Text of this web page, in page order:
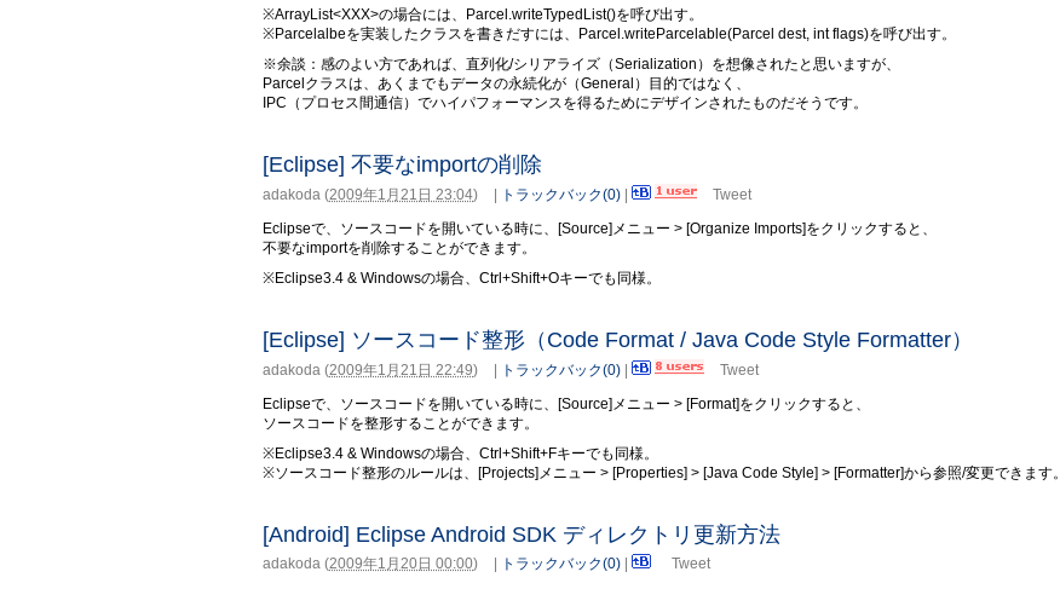
※ArrayList<XXX>の場合には、Parcel.writeTypedList()を呼び出す。
※Parcelalbeを実装したクラスを書きだすには、Parcel.writeParcelable(Parcel dest, int flags)を呼び出す。
※余談：感のよい方であれば、直列化/シリアライズ（Serialization）を想像されたと思いますが、
Parcelクラスは、あくまでもデータの永続化が（General）目的ではなく、
IPC（プロセス間通信）でハイパフォーマンスを得るためにデザインされたものだそうです。
[Eclipse] 不要なimportの削除
adakoda (2009年1月21日 23:04) トラックバック(0)
Tweet
Eclipseで、ソースコードを開いている時に、[Source]メニュー > [Organize Imports]をクリックすると、
不要なimportを削除することができます。
※Eclipse3.4 & Windowsの場合、Ctrl+Shift+Oキーでも同様。
[Eclipse] ソースコード整形（Code Format / Java Code Style Formatter）
adakoda (2009年1月21日 22:49) トラックバック(0)
Tweet
Eclipseで、ソースコードを開いている時に、[Source]メニュー > [Format]をクリックすると、
ソースコードを整形することができます。
※Eclipse3.4 & Windowsの場合、Ctrl+Shift+Fキーでも同様。
※ソースコード整形のルールは、[Projects]メニュー > [Properties] > [Java Code Style] > [Formatter]から参照/変更できます。
[Android] Eclipse Android SDK ディレクトリ更新方法
adakoda (2009年1月20日 00:00) | トラックバック(0) |
Tweet